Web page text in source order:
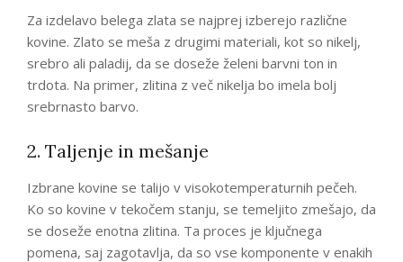
Za izdelavo belega zlata se najprej izberejo različne
kovine. Zlato se meša z drugimi materiali, kot so nikelj,
srebro ali paladij, da se doseže želeni barvni ton in
trdota. Na primer, zlitina z več nikelja bo imela bolj
srebrnasto barvo.
2. Taljenje in mešanje
Izbrane kovine se talijo v visokotemperaturnih pečeh.
Ko so kovine v tekočem stanju, se temeljito zmešajo, da
se doseže enotna zlitina. Ta proces je ključnega
pomena, saj zagotavlja, da so vse komponente v enakih